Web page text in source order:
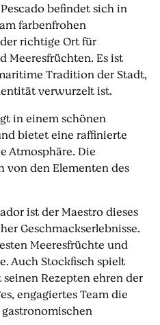
befindet sich in
farbenfrohen
richtige Ort für
Meeresfrüchten. Es ist
Tradition der Stadt,
verwurzelt ist.
in einem schönen
bietet eine raffinierte
Atmosphäre. Die
den Elementen des
ist der Maestro dieses
Geschmackserlebnisse.
Meeresfrüchte und
Auch Stockfisch spielt
Rezepten ehren der
engagiertes Team die